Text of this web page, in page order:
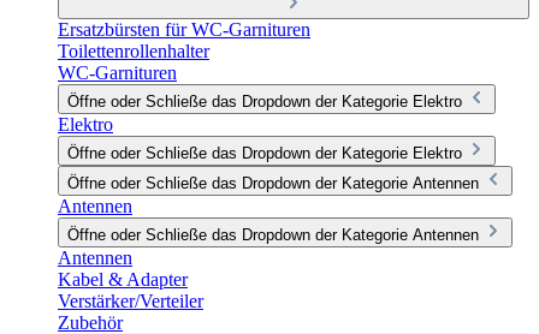
Ersatzbürsten für WC-Garnituren
Toilettenrollenhalter
WC-Garnituren
Öffne oder Schließe das Dropdown der Kategorie Elektro
Elektro
Öffne oder Schließe das Dropdown der Kategorie Elektro
Öffne oder Schließe das Dropdown der Kategorie Antennen
Antennen
Öffne oder Schließe das Dropdown der Kategorie Antennen
Antennen
Kabel & Adapter
Verstärker/Verteiler
Zubehör